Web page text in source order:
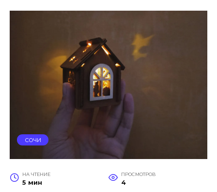
СОЧИ
НА ЧТЕНИЕ
5 мин
ПРОСМОТРОВ
4